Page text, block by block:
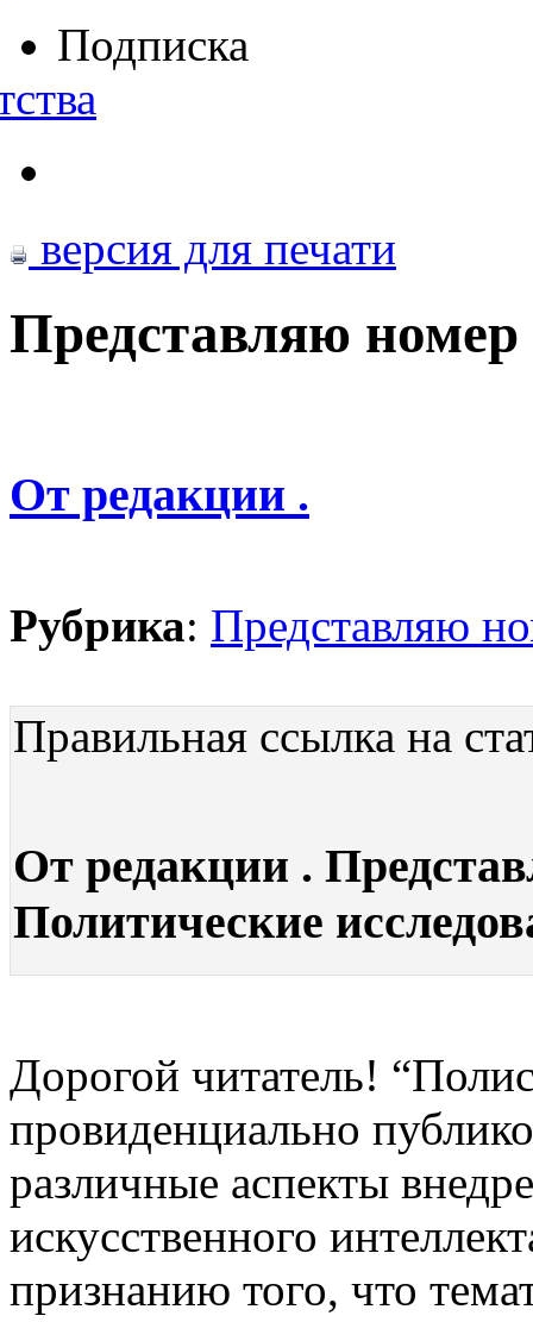
Подписка
версия для печати
Представляю номер
От редакции .
Рубрика: Представляю
Правильная ссылка на
От редакции .
Политические
Дорогой читатель!
провиденциально
различные аспекты
искусственного
признанию того, что